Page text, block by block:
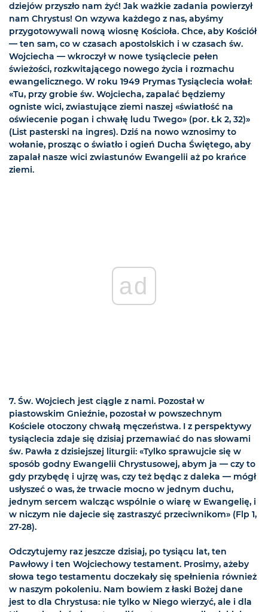
dziejów przyszło nam żyć! Jak ważkie zadania powierzył
nam Chrystus! On wzywa każdego z nas, abyśmy
przygotowywali nową wiosnę Kościoła. Chce, aby Kościół
— ten sam, co w czasach apostolskich i w czasach św.
Wojciecha — wkroczył w nowe tysiąclecie pełen
świeżości, rozkwitającego nowego życia i rozmachu
ewangelicznego. W roku 1949 Prymas Tysiąclecia wołał:
«Tu, przy grobie św. Wojciecha, zapalać będziemy
ogniste wici, zwiastujące ziemi naszej «światłość na
oświecenie pogan i chwałę ludu Twego» (por. Łk 2, 32)»
(List pasterski na ingres). Dziś na nowo wznosimy to
wołanie, prosząc o światło i ogień Ducha Świętego, aby
zapalał nasze wici zwiastunów Ewangelii aż po krańce
ziemi.
ad
7. Św. Wojciech jest ciągle z nami. Pozostał w
piastowskim Gnieźnie, pozostał w powszechnym
Kościele otoczony chwałą męczeństwa. I z perspektywy
tysiąclecia zdaje się dzisiaj przemawiać do nas słowami
św. Pawła z dzisiejszej liturgii: «Tylko sprawujcie się w
sposób godny Ewangelii Chrystusowej, abym ja — czy to
gdy przybędę i ujrzę was, czy też będąc z daleka — mógł
usłyszeć o was, że trwacie mocno w jednym duchu,
jednym sercem walcząc wspólnie o wiarę w Ewangelię, i
w niczym nie dajecie się zastraszyć przeciwnikom» (Flp 1,
27-28).
Odczytujemy raz jeszcze dzisiaj, po tysiącu lat, ten
Pawłowy i ten Wojciechowy testament. Prosimy, ażeby
słowa tego testamentu doczekały się spełnienia również
w naszym pokoleniu. Nam bowiem z łaski Bożej dane
jest to dla Chrystusa: nie tylko w Niego wierzyć, ale i dla